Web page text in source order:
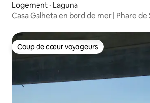
Logement · Laguna
Casa Galheta en bord de mer | Phare de
Coup de cœur voyageurs
Coup de cœur voyageurs